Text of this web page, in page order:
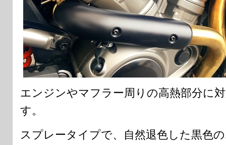
エンジンやマフラー周りの高熱部分に
す。
スプレータイプで、自然退色した黒色